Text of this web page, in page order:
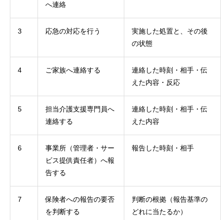
へ連絡
3 応急の対応を行う
実施した処置と、その後
の状態
4 ご家族へ連絡する
連絡した時刻・相手・伝
えた内容・反応
5
担当介護支援専門員へ
連絡する
連絡した時刻・相手・伝
えた内容
6
事業所（管理者・サー
ビス提供責任者）へ報
告する
報告した時刻・相手
7
保険者への報告の要否
を判断する
判断の根拠（報告基準の
どれに当たるか）